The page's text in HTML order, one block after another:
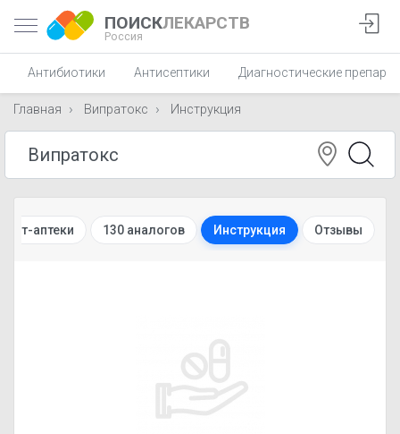
ПОИСКЛЕКАРСТВ
Россия
Антибиотики Антисептики Диагностические
Главная Випратокс Инструкция
аптеки 130 аналогов Инструкция Отзывы